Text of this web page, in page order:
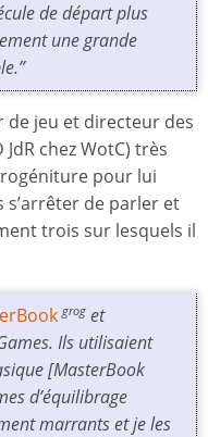
de départ plus
une grande
de jeu et directeur des
chez WotC) très
pour lui
s’arrêter de parler et
trois sur lesquels il
grog et
Ils utilisaient
[MasterBook
d’équilibrage
marrants et je les